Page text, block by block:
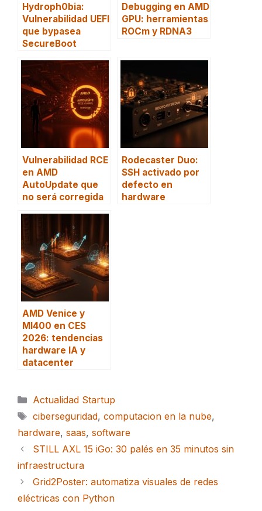
Hydroph0bia:
Vulnerabilidad UEFI
que bypasea
SecureBoot
Debugging en AMD
GPU: herramientas
ROCm y RDNA3
Vulnerabilidad RCE
en AMD
AutoUpdate que
no será corregida
Rodecaster Duo:
SSH activado por
defecto en
hardware
AMD Venice y
MI400 en CES
2026: tendencias
hardware IA y
datacenter
Categorías
Actualidad Startup
Etiquetas
ciberseguridad, computacion en la nube,
hardware, saas, software
STILL AXL 15 iGo: 30 palés en 35 minutos sin
infraestructura
Grid2Poster: automatiza visuales de redes
eléctricas con Python